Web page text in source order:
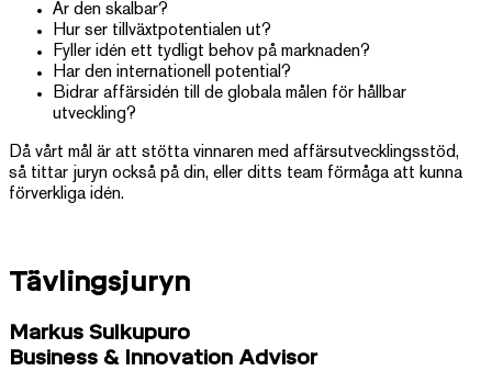
Är den skalbar?
Hur ser tillväxtpotentialen ut?
Fyller idén ett tydligt behov på marknaden?
Har den internationell potential?
Bidrar affärsidén till de globala målen för hållbar
utveckling?
Då vårt mål är att stötta vinnaren med affärsutvecklingsstöd,
så tittar juryn också på din, eller ditts team förmåga att kunna
förverkliga idén.
Tävlingsjuryn
Markus Sulkupuro
Business & Innovation Advisor